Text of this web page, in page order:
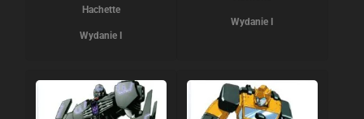
Hachette
Wydanie I
Wydanie I